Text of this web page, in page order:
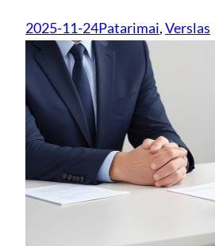
2025-11-24Patarimai, Verslas